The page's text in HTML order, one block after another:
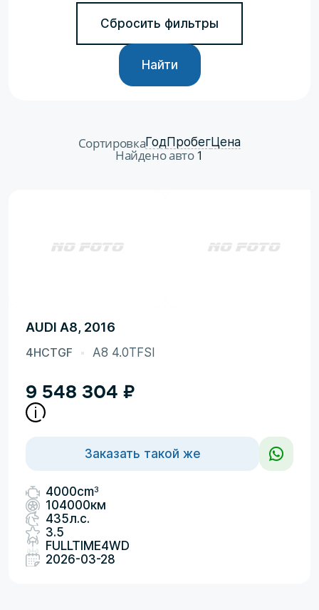
Сбросить фильтры
Найти
СортировкаГодПробегЦена
Найдено авто1
AUDI A8, 2016
4HCTGF A8 4.0TFSI
9 548 304 ₽
Заказать такой же
4000cm3
104000км
435л.с.
3.5
FULLTIME4WD
2026-03-28